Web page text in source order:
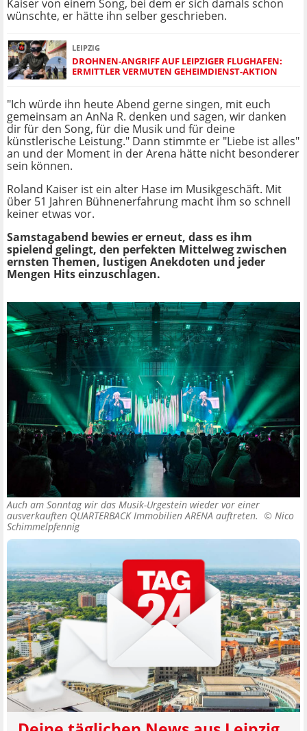
Kaiser von einem Song, bei dem er sich damals schon
wünschte, er hätte ihn selber geschrieben.
LEIPZIG
DROHNEN-ANGRIFF AUF LEIPZIGER FLUGHAFEN:
ERMITTLER VERMUTEN GEHEIMDIENST-AKTION
"Ich würde ihn heute Abend gerne singen, mit euch
gemeinsam an AnNa R. denken und sagen, wir danken
dir für den Song, für die Musik und für deine
künstlerische Leistung." Dann stimmte er "Liebe ist alles"
an und der Moment in der Arena hätte nicht besonderer
sein können.
Roland Kaiser ist ein alter Hase im Musikgeschäft. Mit
über 51 Jahren Bühnenerfahrung macht ihm so schnell
keiner etwas vor.
Samstagabend bewies er erneut, dass es ihm
spielend gelingt, den perfekten Mittelweg zwischen
ernsten Themen, lustigen Anekdoten und jeder
Mengen Hits einzuschlagen.
Auch am Sonntag wir das Musik-Urgestein wieder vor einer
ausverkauften QUARTERBACK Immobilien ARENA auftreten. © Nico
Schimmelpfennig